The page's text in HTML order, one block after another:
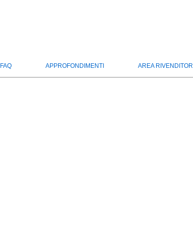
FAQ APPROFONDIMENTI AREA RIVENDITORI